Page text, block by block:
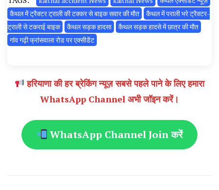
कैथल में ट्रैक्टर ट्राली की टक्कर से बाइक सवार की मौत
कैथल में पराली भरे ट्रैक्टर-
ट्राली से टकराई बाइक
कैथल सड़क हादसा
कैथल सड़क हादसे में छात्र की मौत
गांव गढ़ी फ्रांसवाला रोड पर एक्सीडेंट
हरियाणा की हर ब्रेकिंग न्यूज़ सबसे पहले पाने के लिए हमारा
WhatsApp Channel अभी जॉइन करें।
WhatsApp Channel Join करें